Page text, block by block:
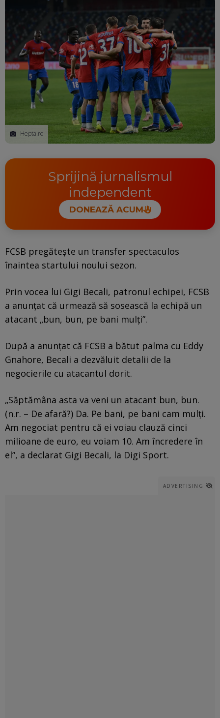
Hepta.ro
Sprijină jurnalismul
independent
DONEAZĂ ACUM
FCSB pregătește un transfer spectaculos
înaintea startului noului sezon.
Prin vocea lui Gigi Becali, patronul echipei, FCSB
a anunțat că urmează să sosească la echipă un
atacant „bun, bun, pe bani mulți”.
După a anunțat că FCSB a bătut palma cu Eddy
Gnahore, Becali a dezvăluit detalii de la
negocierile cu atacantul dorit.
„Săptămâna asta va veni un atacant bun, bun.
(n.r. – De afară?) Da. Pe bani, pe bani cam mulți.
Am negociat pentru că ei voiau clauză cinci
milioane de euro, eu voiam 10. Am încredere în
el”, a declarat Gigi Becali, la Digi Sport.
ADVERTISING